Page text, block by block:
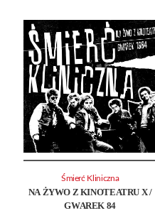
NA ŻYWO Z KINOTEATRU X /
GWAREK 84
Śmierć Kliniczna